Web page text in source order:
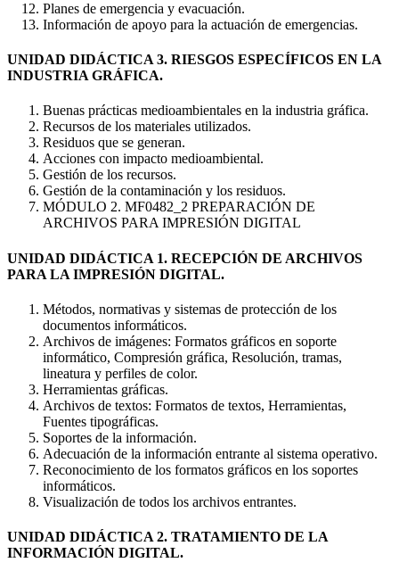
Planes de emergencia y evacuación.
Información de apoyo para la actuación de emergencias.
UNIDAD DIDÁCTICA 3. RIESGOS ESPECÍFICOS EN LA
INDUSTRIA GRÁFICA.
Buenas prácticas medioambientales en la industria gráfica.
Recursos de los materiales utilizados.
Residuos que se generan.
Acciones con impacto medioambiental.
Gestión de los recursos.
Gestión de la contaminación y los residuos.
MÓDULO 2. MF0482_2 PREPARACIÓN DE
ARCHIVOS PARA IMPRESIÓN DIGITAL
UNIDAD DIDÁCTICA 1. RECEPCIÓN DE ARCHIVOS
PARA LA IMPRESIÓN DIGITAL.
Métodos, normativas y sistemas de protección de los
documentos informáticos.
Archivos de imágenes: Formatos gráficos en soporte
informático, Compresión gráfica, Resolución, tramas,
lineatura y perfiles de color.
Herramientas gráficas.
Archivos de textos: Formatos de textos, Herramientas,
Fuentes tipográficas.
Soportes de la información.
Adecuación de la información entrante al sistema operativo.
Reconocimiento de los formatos gráficos en los soportes
informáticos.
Visualización de todos los archivos entrantes.
UNIDAD DIDÁCTICA 2. TRATAMIENTO DE LA
INFORMACIÓN DIGITAL.